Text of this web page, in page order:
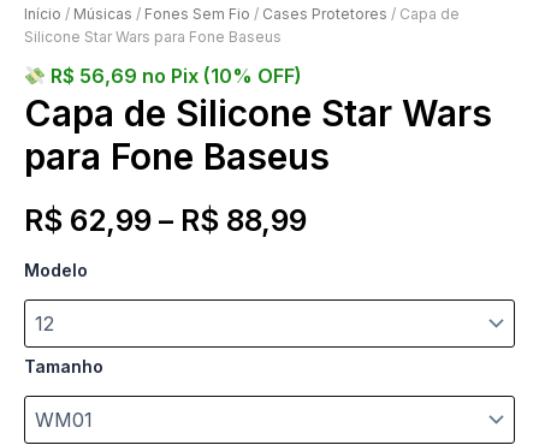
Início / Músicas / Fones Sem Fio / Cases Protetores / Capa de
Silicone Star Wars para Fone Baseus
R$ 56,69 no Pix (10% OFF)
Capa de Silicone Star Wars
para Fone Baseus
R$ 62,99 – R$ 88,99
Modelo
Tamanho